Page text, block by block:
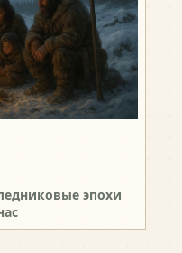
эпохи